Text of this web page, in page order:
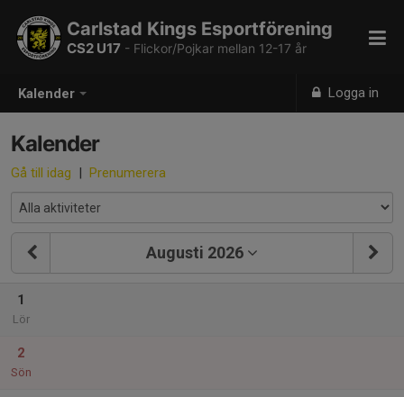
Kalender Logga in
Carlstad Kings Esportförening
CS2 U17 - Flickor/Pojkar mellan 12-17 år
Kalender
Gå till idag | Prenumerera
Augusti 2026
1
Lör
2
Sön